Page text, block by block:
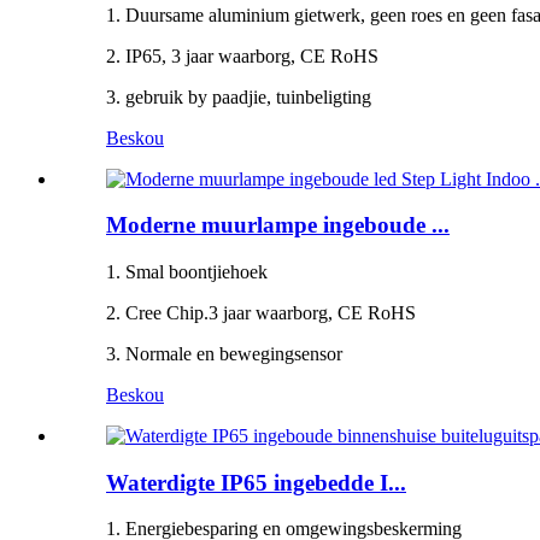
1. Duursame aluminium gietwerk, geen roes en geen
2. IP65, 3 jaar waarborg, CE RoHS
3. gebruik by paadjie, tuinbeligting
Beskou
Moderne muurlampe ingeboude ...
1. Smal boontjiehoek
2. Cree Chip.3 jaar waarborg, CE RoHS
3. Normale en bewegingsensor
Beskou
Waterdigte IP65 ingebedde I...
1. Energiebesparing en omgewingsbeskerming